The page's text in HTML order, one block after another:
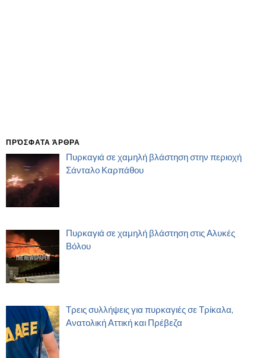
ΠΡΌΣΦΑΤΑ ΆΡΘΡΑ
Πυρκαγιά σε χαμηλή βλάστηση στην περιοχή
Σάνταλο Καρπάθου
Πυρκαγιά σε χαμηλή βλάστηση στις Αλυκές
Βόλου
Τρεις συλλήψεις για πυρκαγιές σε Τρίκαλα,
Ανατολική Αττική και Πρέβεζα